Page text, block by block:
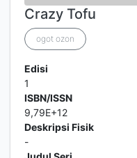
Crazy Tofu
ogot ozon
Edisi
1
ISBN/ISSN
9,79E+12
Deskripsi Fisik
-